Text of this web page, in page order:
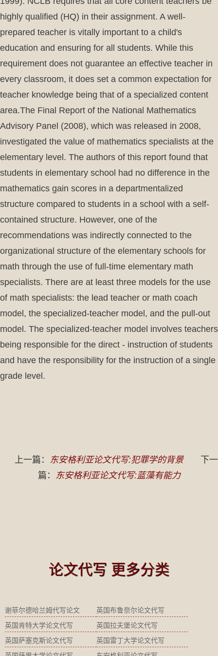
highly qualified (HQ) in their assignment. A well-
prepared teacher is vitally important to a child's
education and ensuring for all students. While this
requirement does not guarantee an effective teacher in
every classroom, it does set a common expectation for
teacher knowledge being that of a specialized content
area.The Final Report of the National Mathematics
Advisory Panel (2008), which was released in 2008,
investigated the value of mathematics specialists at the
elementary level. The authors of this report found that
students in elementary school had no difference in the
mathematics gain scores in a departmentalized
structure compared to students in a school with a self-
contained structure. However, one of the
recommendations was indirectly connected to the
organizational structure of the elementary schools for
math through the use of full-time elementary math
specialists. There are at least three models for the use
of math specialists: the lead teacher or math coach
model, the specialized-teacher model, and the pull-out
model. The specialized-teacher model involves teachers
being responsible for the direct - instruction of students
and have the responsibility for the instruction of a single
grade level.
上一篇： 东安格利亚论文代写:犯罪学的背景
下一
篇： 东安格利亚论文代写:蓝藻有能力
论文代写 更多分类
谢菲尔德哈兰姆代写论文 英国布鲁奈尔论文代写
英国肯特大学论文代写 英国拉夫堡论文代写
英国萨塞克斯论文代写 英国雷丁大学论文代写